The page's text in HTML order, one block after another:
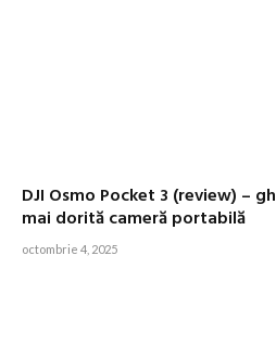
DJI Osmo Pocket 3 (review) –
mai dorită cameră portabilă
octombrie 4, 2025